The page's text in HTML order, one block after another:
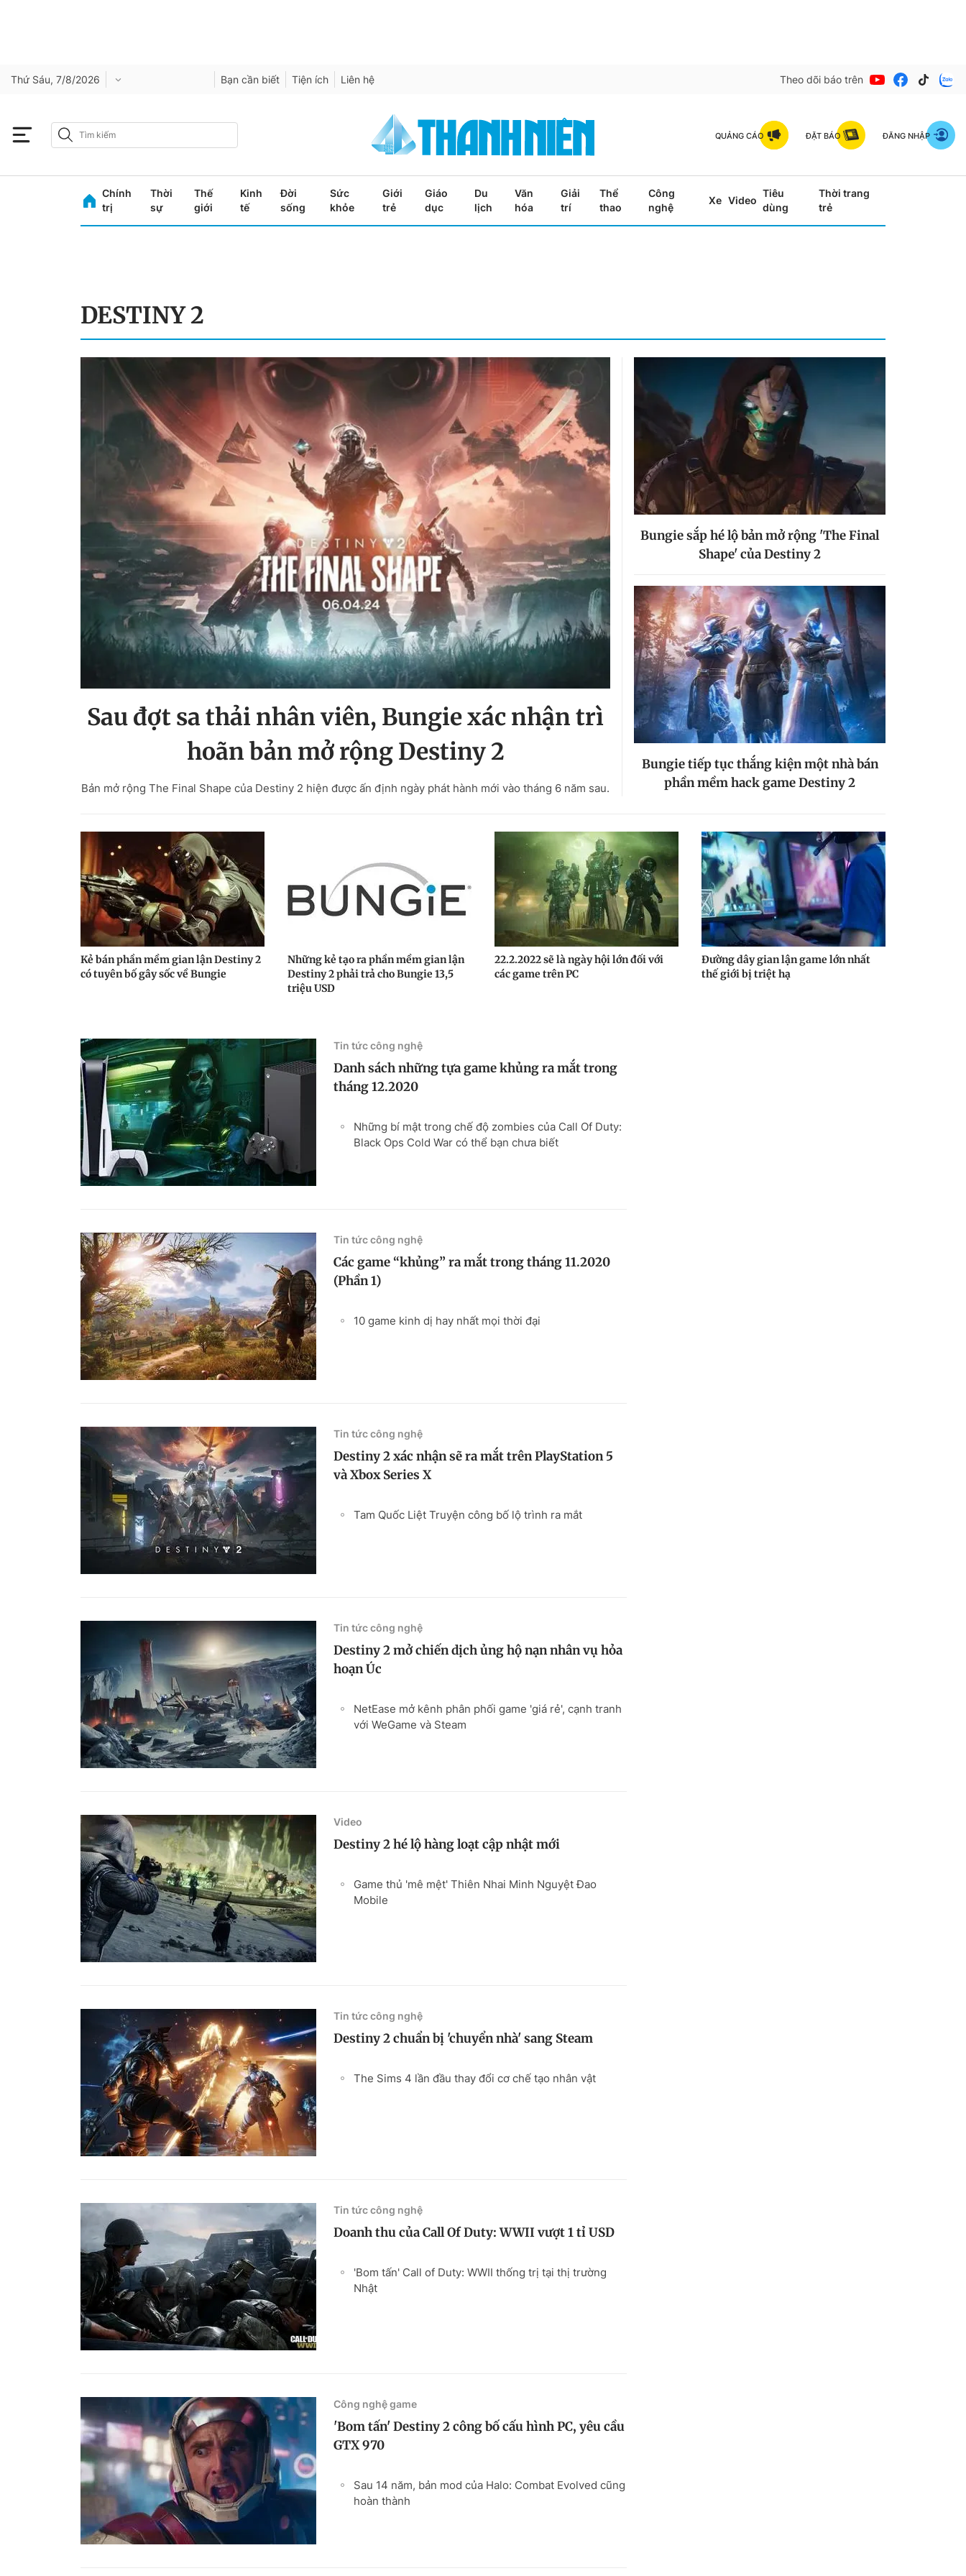
Thứ Sáu, 7/8/2026 Bạn cần biết Tiện ích Liên hệ Theo dõi báo trên
QUẢNG CÁO ĐẶT BÁO ĐĂNG NHẬP
Chính
trị
Thời
sự
Thế
giới
Kinh
tế
Đời
sống
Sức
khỏe
Giới
trẻ
Giáo
dục
Du
lịch
Văn
hóa
Giải
trí
Thể
thao
Công
nghệ
Xe Video
Tiêu
dùng
Thời trang
trẻ
DESTINY 2
Sau đợt sa thải nhân viên, Bungie xác nhận trì
hoãn bản mở rộng Destiny 2
Bản mở rộng The Final Shape của Destiny 2 hiện được ấn định ngày phát hành mới vào tháng 6 năm sau.
Bungie sắp hé lộ bản mở rộng 'The Final
Shape' của Destiny 2
Bungie tiếp tục thắng kiện một nhà bán
phần mềm hack game Destiny 2
Kẻ bán phần mềm gian lận Destiny 2
có tuyên bố gây sốc về Bungie
Những kẻ tạo ra phần mềm gian lận
Destiny 2 phải trả cho Bungie 13,5
triệu USD
22.2.2022 sẽ là ngày hội lớn đối với
các game trên PC
Đường dây gian lận game lớn nhất
thế giới bị triệt hạ
Tin tức công nghệ
Danh sách những tựa game khủng ra mắt trong
tháng 12.2020
Những bí mật trong chế độ zombies của Call Of Duty:
Black Ops Cold War có thể bạn chưa biết
Tin tức công nghệ
Các game “khủng” ra mắt trong tháng 11.2020
(Phần 1)
10 game kinh dị hay nhất mọi thời đại
Tin tức công nghệ
Destiny 2 xác nhận sẽ ra mắt trên PlayStation 5
và Xbox Series X
Tam Quốc Liệt Truyện công bố lộ trình ra mắt
Tin tức công nghệ
Destiny 2 mở chiến dịch ủng hộ nạn nhân vụ hỏa
hoạn Úc
NetEase mở kênh phân phối game 'giá rẻ', cạnh tranh
với WeGame và Steam
Video
Destiny 2 hé lộ hàng loạt cập nhật mới
Game thủ 'mê mệt' Thiên Nhai Minh Nguyệt Đao
Mobile
Tin tức công nghệ
Destiny 2 chuẩn bị 'chuyển nhà' sang Steam
The Sims 4 lần đầu thay đổi cơ chế tạo nhân vật
Tin tức công nghệ
Doanh thu của Call Of Duty: WWII vượt 1 tỉ USD
'Bom tấn' Call of Duty: WWII thống trị tại thị trường
Nhật
Công nghệ game
'Bom tấn' Destiny 2 công bố cấu hình PC, yêu cầu
GTX 970
Sau 14 năm, bản mod của Halo: Combat Evolved cũng
hoàn thành